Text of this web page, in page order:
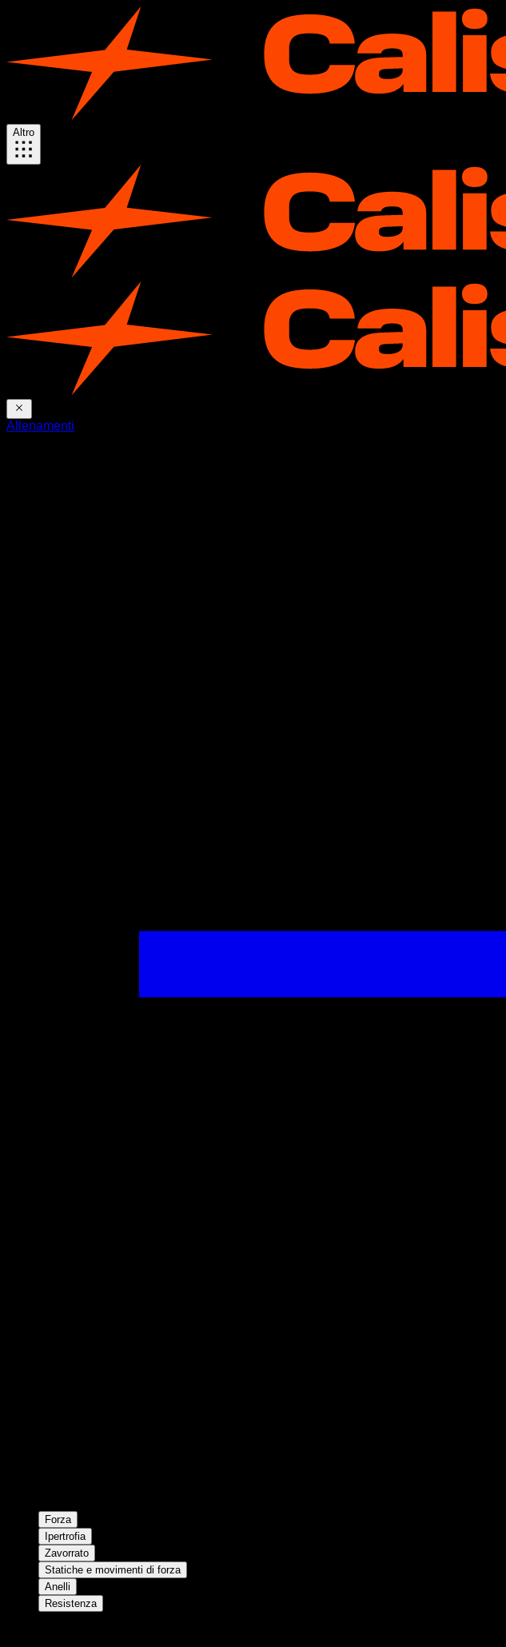
Altro
Allenamenti
Forza
Ipertrofia
Zavorrato
Statiche e movimenti di forza
Anelli
Resistenza